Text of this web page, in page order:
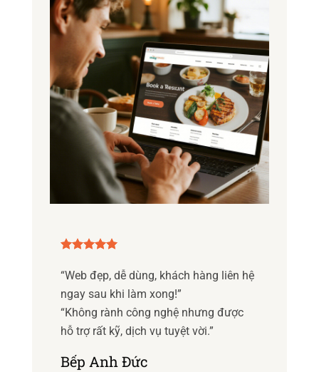
“Web đẹp, dễ dùng, khách hàng liên hệ
ngay sau khi làm xong!”
“Không rành công nghệ nhưng được
hỗ trợ rất kỹ, dịch vụ tuyệt vời.”
Bếp Anh Đức